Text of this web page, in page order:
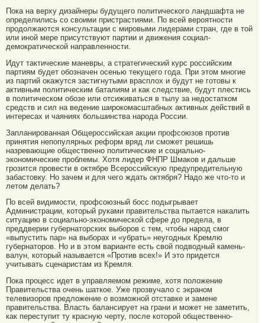
Пока на верху дизайнеры будущего политического ландшафта не
определились со своими пристрастиями. По всей вероятности
продолжаются консультации с мировыми лидерами стран, где в той
или иной мере присутствуют партии и движения социал-
демократической направленности.
Идут тактические маневры, а стратегический курс российским
партиям будет обозначен осенью текущего года. При этом многие
из партий окажутся застигнутыми врасплох и будут не готовы к
активным политическим баталиям и как следствие, будут плестись
в политическом обозе или отсиживаться в тылу за недостатком
средств и сил на ведение широкомасштабных активных действий в
интересах и чаяниях большинства народа России.
Запланированная Общероссийская акции профсоюзов против
принятия непопулярных реформ вряд ли сможет решишь
назревающие общественно политические и социально-
экономические проблемы. Хотя лидер ФНПР Шмаков и дальше
грозится провести в октябре Всероссийскую предупредительную
забастовку. Но зачем и для чего ждать октября? Надо же что-то и
летом делать?
По всей видимости, профсоюзный босс подыгрывает
Администрации, который руками правительства пытается накалить
ситуацию в социально-экономической сфере до предела, в
преддверии губернаторских выборов с тем, чтобы народ смог
«выпустить пар» на выборах и «убрать» неугодных Кремлю
губернаторов. Но и в этом варианте есть свой подводный камень-
валун, который называется «Против всех!» И это придется
учитывать сценаристам из Кремля.
Пока процесс идет в управляемом режиме, хотя положение
Правительства очень шаткое. Уже прозвучало с экраном
телевизоров предложение о возможной отставке и замене
правительства. Власть балансирует на грани и может не заметить,
как переступит ту красную черту, после которой общественно-